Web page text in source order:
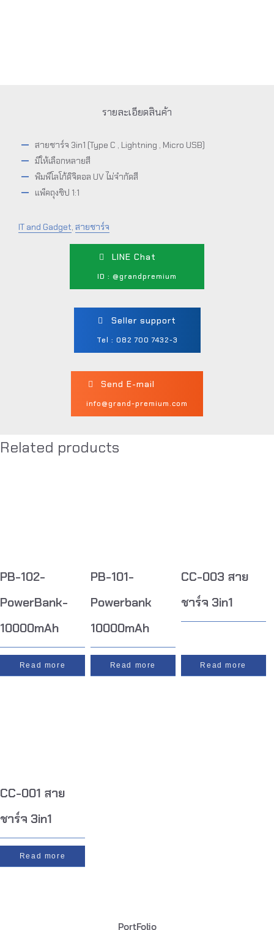
รายละเอียดสินค้า
สายชาร์จ 3in1 (Type C , Lightning , Micro USB)
มีให้เลือกหลายสี
พิมพืโลโก้ดิจิตอล UV ไม่จำกัดสี
แพ็คถุงซิป 1:1
IT and Gadget, สายชาร์จ
LINE Chat
ID : @grandpremium
Seller support
Tel : 082 700 7432-3
Send E-mail
info@grand-premium.com
Related products
PB-102-
PowerBank-
10000mAh
Read more
PB-101-
Powerbank
10000mAh
Read more
CC-003 สาย
ชาร์จ 3in1
Read more
CC-001 สาย
ชาร์จ 3in1
Read more
PortFolio